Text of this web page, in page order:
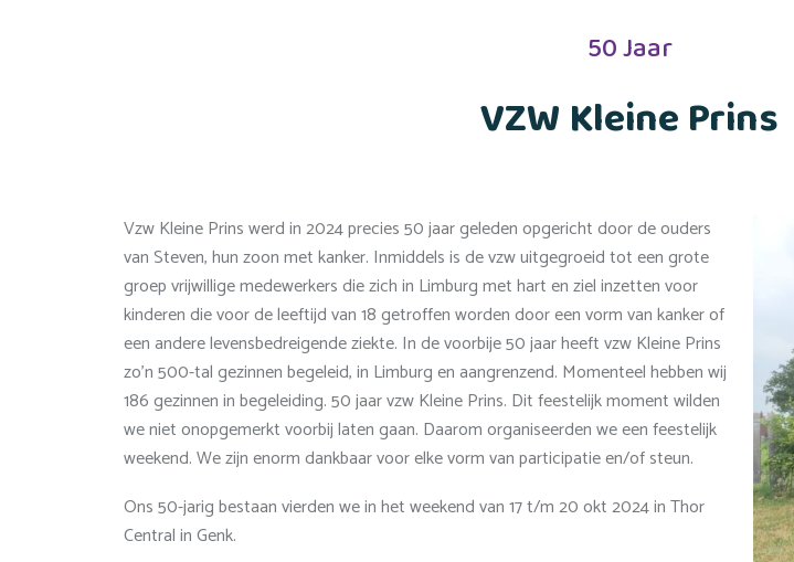
50 Jaar
VZW Kleine Prins
Vzw Kleine Prins werd in 2024 precies 50 jaar geleden opgericht door de ouders
van Steven, hun zoon met kanker. Inmiddels is de vzw uitgegroeid tot een grote
groep vrijwillige medewerkers die zich in Limburg met hart en ziel inzetten voor
kinderen die voor de leeftijd van 18 getroffen worden door een vorm van kanker of
een andere levensbedreigende ziekte. In de voorbije 50 jaar heeft vzw Kleine Prins
zo’n 500-tal gezinnen begeleid, in Limburg en aangrenzend. Momenteel hebben wij
186 gezinnen in begeleiding. 50 jaar vzw Kleine Prins. Dit feestelijk moment wilden
we niet onopgemerkt voorbij laten gaan. Daarom organiseerden we een feestelijk
weekend. We zijn enorm dankbaar voor elke vorm van participatie en/of steun.
Ons 50-jarig bestaan vierden we in het weekend van 17 t/m 20 okt 2024 in Thor
Central in Genk.